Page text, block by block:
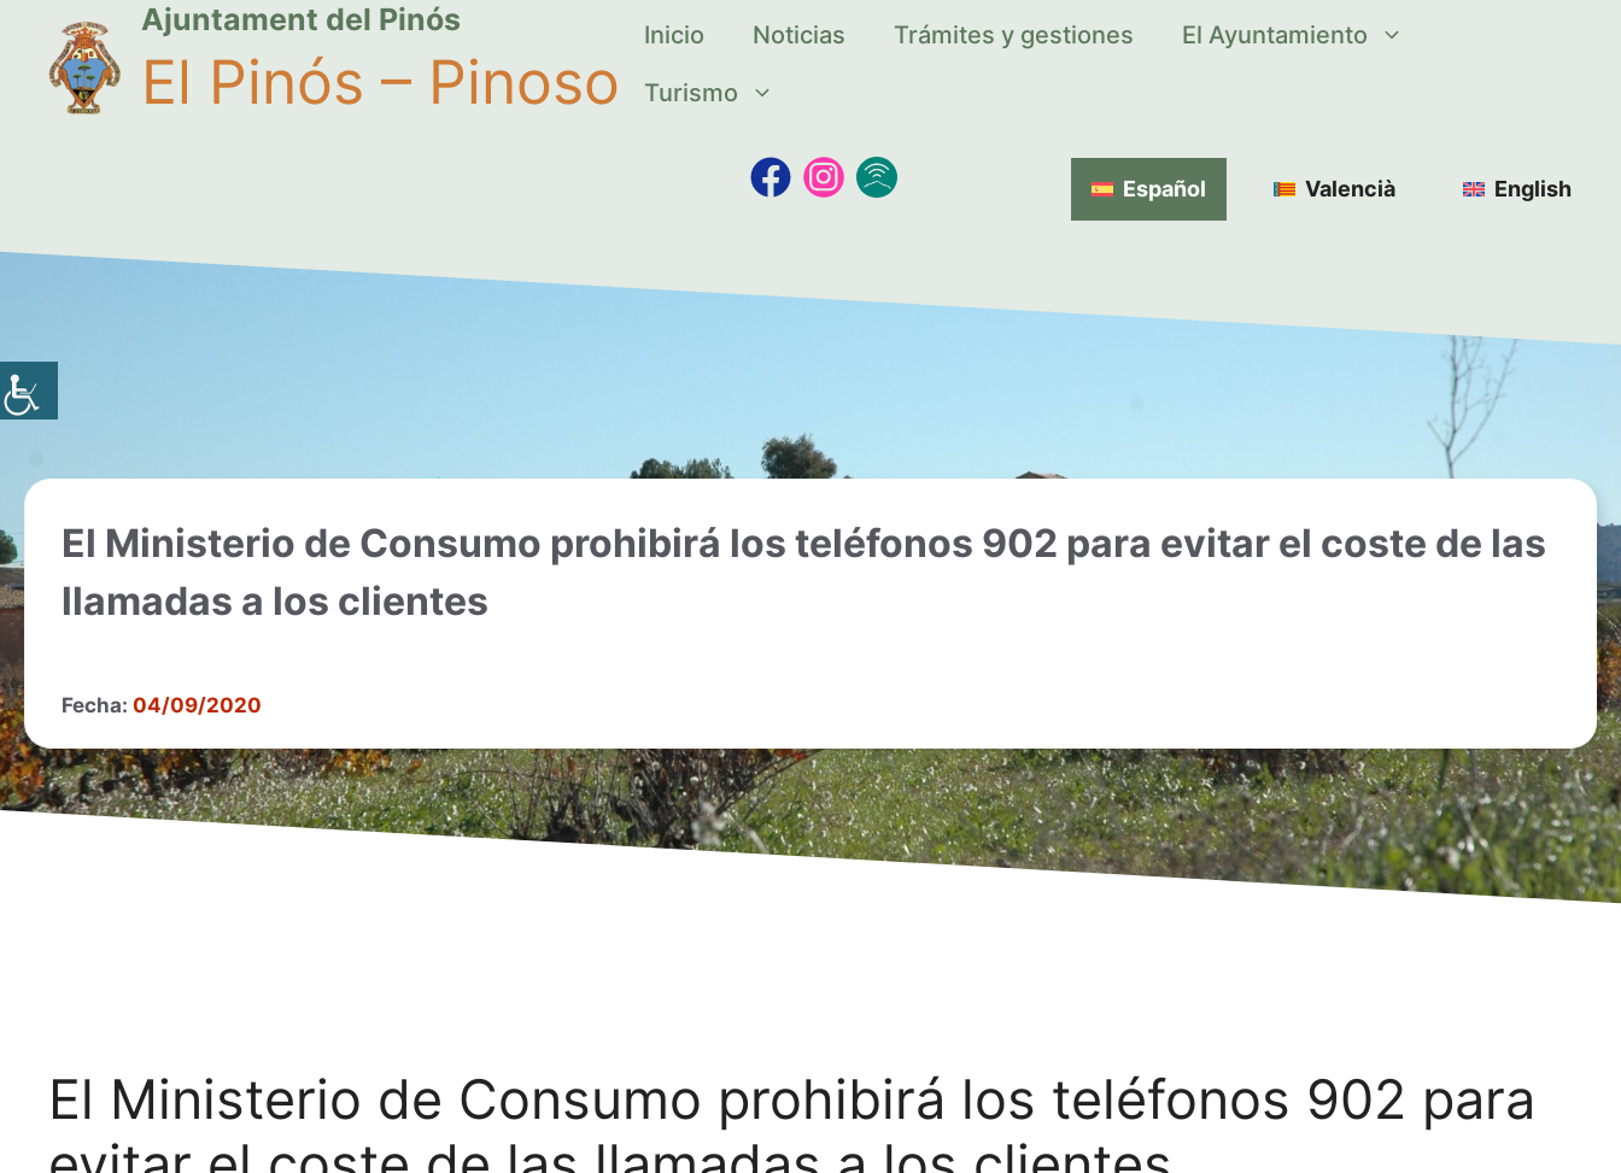
Ajuntament del Pinós
El Pinós – Pinoso
Inicio Noticias Trámites y gestiones
El Ayuntamiento
Turismo
Español Valencià English
El Ministerio de Consumo prohibirá los teléfonos 902 para evitar el coste de las
llamadas a los clientes
Fecha: 04/09/2020
El Ministerio de Consumo prohibirá los teléfonos 902 para